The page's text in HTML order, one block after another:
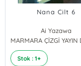
Nana Cilt 6
Ai Yazawa
Stok : 1+